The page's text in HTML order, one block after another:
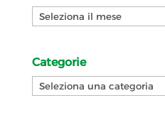
Archivi
Categorie
Categorie